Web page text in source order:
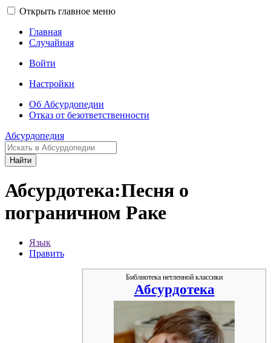
Открыть главное меню
Главная
Случайная
Войти
Настройки
Об Абсурдопедии
Отказ от безответственности
Абсурдопедия
Найти
Абсурдотека:Песня о
пограничном Раке
Язык
Править
Библиотека нетленной классики
Абсурдотека